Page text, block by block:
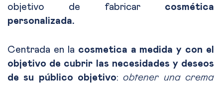
objetivo de fabricar cosmética
personalizada.
Centrada en la cosmetica a medida y con el
objetivo de cubrir las necesidades y deseos
de su público objetivo:obtener una crema